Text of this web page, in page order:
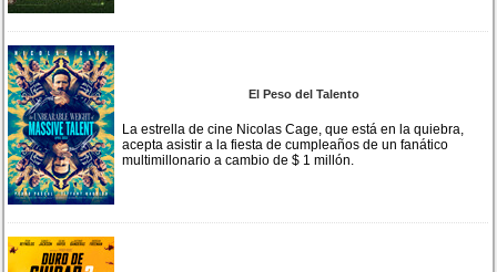
El Peso del Talento
La estrella de cine Nicolas Cage, que está en la quiebra,
acepta asistir a la fiesta de cumpleaños de un fanático
multimillonario a cambio de $ 1 millón.